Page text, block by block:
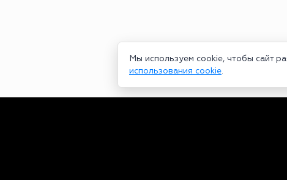
Мы используем cookie, чтобы сайт
использования cookie.